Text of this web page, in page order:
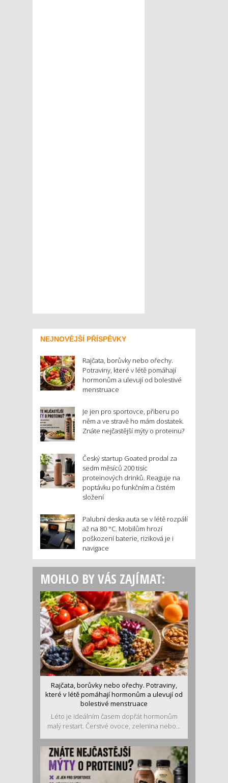
NEJNOVĚJŠÍ PŘÍSPĚVKY
Rajčata, borůvky nebo ořechy.
Potraviny, které v létě pomáhají
hormonům a ulevují od bolestivé
menstruace
Je jen pro sportovce, přiberu po
něm a ve stravě ho mám dostatek.
Znáte nejčastější mýty o proteinu?
Český startup Goated prodal za
sedm měsíců 200 tisíc
proteinových drinků. Reaguje na
poptávku po funkčním a čistém
složení
Palubní deska auta se v létě rozpálí
až na 80 °C. Mobilům hrozí
poškození baterie, riziková je i
navigace
MOHLO BY VÁS ZAJÍMAT:
Rajčata, borůvky nebo ořechy. Potraviny,
které v létě pomáhají hormonům a ulevují od
bolestivé menstruace
Léto je ideálním časem dopřát hormonům
malý restart. Čerstvé ovoce, zelenina nebo...